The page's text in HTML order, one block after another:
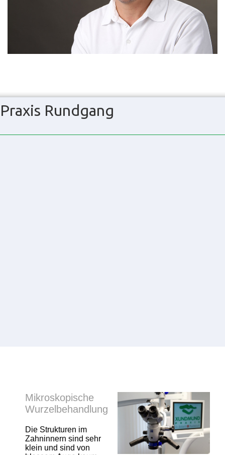
Praxis Rundgang
Mikroskopische
Wurzelbehandlung
Die Strukturen im
Zahninnern sind sehr
klein und sind von